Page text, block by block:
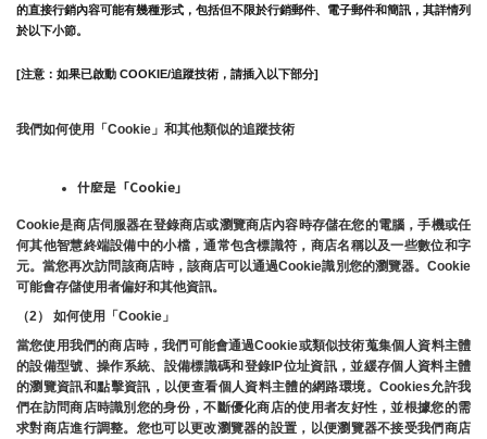
的直接行銷內容可能有幾種形式，包括但不限於行銷郵件、電子郵件和簡訊，其詳情列
於以下小節。
[注意：如果已啟動 COOKIE/追蹤技術，請插入以下部分]
我們如何使用「Cookie」和其他類似的追蹤技術
什麼是「Cookie」
Cookie是商店伺服器在登錄商店或瀏覽商店內容時存儲在您的電腦，手機或任
何其他智慧終端設備中的小檔，通常包含標識符，商店名稱以及一些數位和字
元。當您再次訪問該商店時，該商店可以通過Cookie識別您的瀏覽器。Cookie
可能會存儲使用者偏好和其他資訊。
（2） 如何使用「Cookie」
當您使用我們的商店時，我們可能會通過Cookie或類似技術蒐集個人資料主體
的設備型號、操作系統、設備標識碼和登錄IP位址資訊，並緩存個人資料主體
的瀏覽資訊和點擊資訊，以便查看個人資料主體的網路環境。Cookies允許我
們在訪問商店時識別您的身份，不斷優化商店的使用者友好性，並根據您的需
求對商店進行調整。您也可以更改瀏覽器的設置，以便瀏覽器不接受我們商店